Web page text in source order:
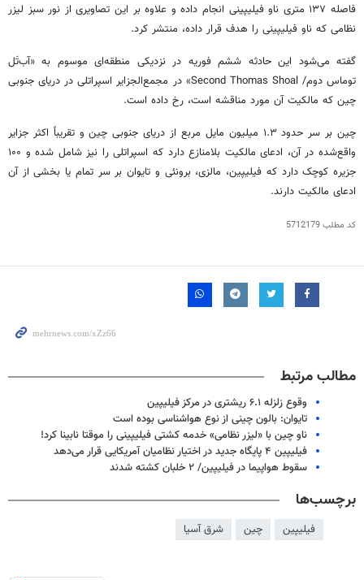
فاصله ۱۳۷ متری ناو فیلیپینی انجام داده و علاوه بر این تصاویری از نور سبز لیزر
نظامی که ناو فیلیپینی را هدف قرار داده، منتشر کرد.
گفته می‌شود این حادثه ششم فوریه در نزدیکی منطقه‌ای موسوم به «آب‌تَل
توماس دوم/ Second Thomas Shoal» در مجمع‌الجزایر اسپراتلی در دریای جنوبی
چین که مالکیت آن مورد مناقشه است، رخ داده است.
چین بر سر حدود ۱.۳ میلیون مایل مربع از دریای جنوبی چین و تقریباً اکثر جزایر
واقع‌شده در آن، ادعای مالکیت بلامنازع دارد که اسپراتلی را نیز شامل شده و ۱۰۰
جزیره کوچک دارد که فیلیپین، مالزی، برونئی و تایوان بر سر تمام یا بخشی از آن
ادعای مالکیت دارند.
کد مطلب5712179
مطالب مرتبط
وقوع زلزله ۶.۱ ریشتری در مرکز فیلیپین
تایوان: بالون چینی از نوع هواشناسی بوده است
ناو چین با «لیزر نظامی» خدمه کشتی فیلیپینی را موقتا نابینا کرد!
فیلیپین ۴ پایگاه جدید در اختیار نظامیان آمریکایی قرار می‌دهد
سقوط هواپیما در فیلیپین/ ۲ خلبان کشته شدند
برچسب‌ها
فیلیپین چین شرق آسیا